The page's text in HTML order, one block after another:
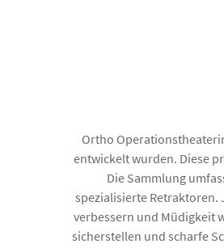
Ortho
entwickelt wurden. Diese
Die Sammlung
spezialisierte Retraktoren.
verbessern und Müdigkeit
sicherstellen und scharfe